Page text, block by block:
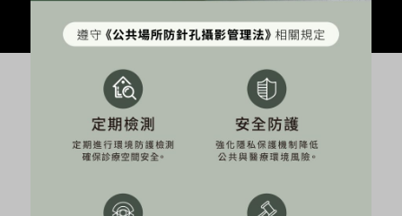
你是哪種膚質？海菲秀粉刺水怎麼看？